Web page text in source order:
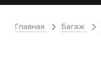
Главная Багаж